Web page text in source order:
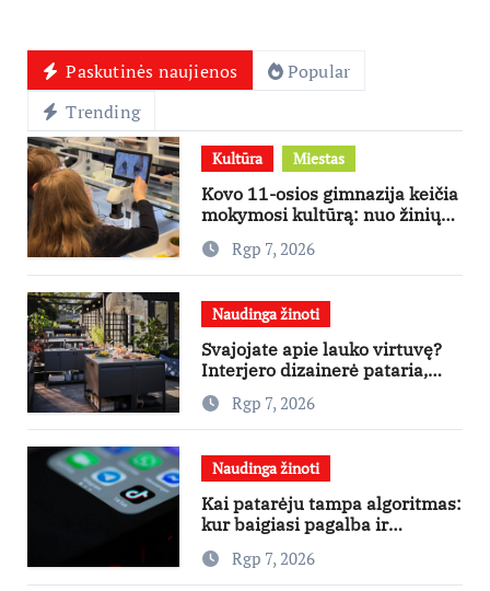
Paskutinės naujienos
Popular
Trending
Kultūra Miestas
Kovo 11-osios gimnazija keičia
mokymosi kultūrą: nuo žinių
kaupimo – prie jų supratimo ir
taikymo
Rgp 7, 2026
Naudinga žinoti
Svajojate apie lauko virtuvę?
Interjero dizainerė pataria,
nuo ko pradėti
Rgp 7, 2026
Naudinga žinoti
Kai patarėju tampa algoritmas:
kur baigiasi pagalba ir
prasideda reklama?
Rgp 7, 2026